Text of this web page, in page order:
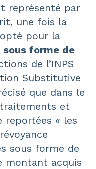
représenté par
une fois la
pour la
forme de
de l’INPS
Substitutive
que dans le
et
reportées « les
sous forme de
montant acquis